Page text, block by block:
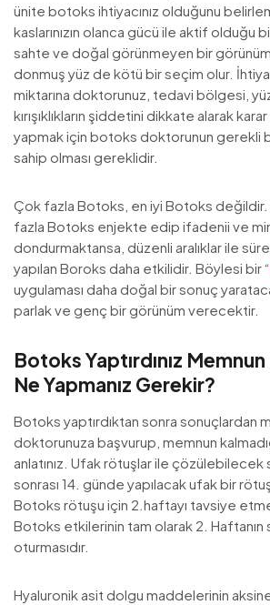
ünite botoks ihtiyacınız olduğunu
kaslarınızın olanca gücü ile aktif olduğu
sahte ve doğal görünmeyen bir
donmuş yüz de kötü bir seçim olur.
miktarına doktorunuz, tedavi bölgesi,
kırışıklıkların şiddetini dikkate alarak
yapmak için botoks doktorunun gerekli
sahip olması gereklidir.
Çok fazla Botoks, en iyi Botoks
fazla Botoks enjekte edip ifadenii ve
dondurmaktansa, düzenli aralıklar ile
yapılan Boroks daha etkilidir. Böylesi bir “
uygulaması daha doğal bir sonuç
parlak ve genç bir görünüm verecektir.
Botoks Yaptırdınız
Ne Yapmanız Gerekir?
Botoks yaptırdıktan sonra sonuçlardan
doktorunuza başvurup, memnun
anlatınız. Ufak rötuşlar ile
sonrası 14. günde yapılacak ufak bir
Botoks rötuşu için 2.haftayı tavsiye
Botoks etkilerinin tam olarak 2. Haftanın
oturmasıdır.
Hyaluronik asit dolgu maddelerinin